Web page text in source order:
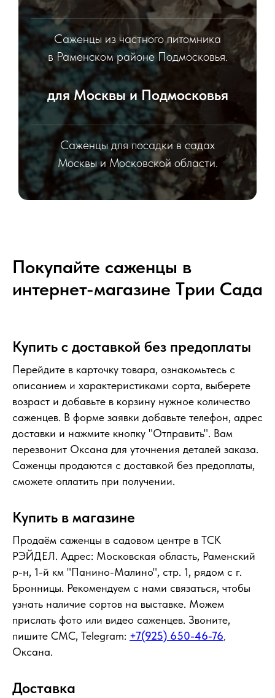
Саженцы из частного питомника
в Раменском районе Подмосковья.
для Москвы и Подмосковья
Саженцы для посадки в садах
Москвы и Московской области.
Покупайте саженцы в
интернет-магазине Tрии Сада
Купить с доставкой без предоплаты
Перейдите в карточку товара, ознакомьтесь с
описанием и характеристиками сорта, выберете
возраст и добавьте в корзину нужное количество
саженцев. В форме заявки добавьте телефон, адрес
доставки и нажмите кнопку "Отправить". Вам
перезвонит Оксана для уточнения деталей заказа.
Саженцы продаются с доставкой без предоплаты,
сможете оплатить при получении.
Купить в магазине
Продаём саженцы в садовом центре в ТСК
РЭЙДЕЛ. Адрес: Московская область, Раменский
р-н, 1-й км "Панино-Малино", стр. 1, рядом с г.
Бронницы. Рекомендуем с нами связаться, чтобы
узнать наличие сортов на выставке. Можем
прислать фото или видео саженцев. Звоните,
пишите СМС, Telegram: +7(925) 650-46-76,
Оксана.
Доставка